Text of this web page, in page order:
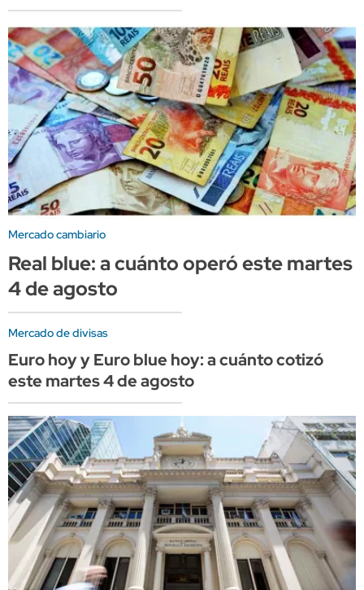
Mercado cambiario
Real blue: a cuánto operó este martes
4 de agosto
Mercado de divisas
Euro hoy y Euro blue hoy: a cuánto cotizó
este martes 4 de agosto